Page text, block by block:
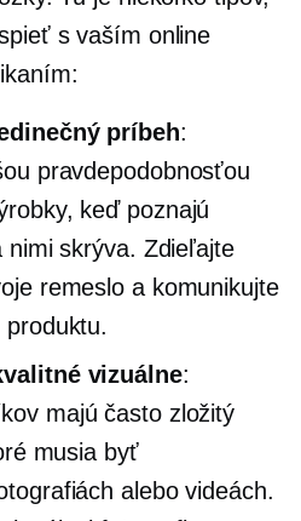
s vaším online
príbeh:
pravdepodobnosťou
keď poznajú
skrýva. Zdieľajte
remeslo a komunikujte
vizuálne:
majú často zložitý
musia byť
alebo videách.